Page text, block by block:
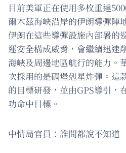
目前美軍正在使用多枚重達
爾木茲海峽沿岸的伊朗導彈陣
伊朗在這些導彈設施內部署的
運安全構成威脅，會繼續迅速
海峽及周邊地區航行的能力。
次採用的是碉堡剋星炸彈。這
的目標研發，並由GPS導引，
功命中目標。
中情局官員：誰問都說不知道